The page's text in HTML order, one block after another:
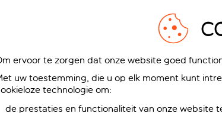
ervoor te zorgen dat onze website goed
uw toestemming, die u op elk moment kunt
technologie om:
de prestaties en functionaliteit van onze website